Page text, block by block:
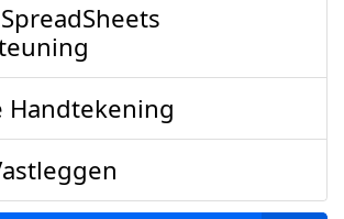
Handtekening